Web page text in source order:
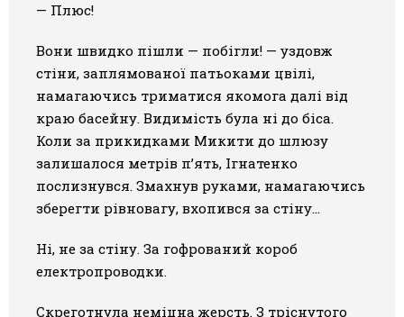
— Плюс!
Вони швидко пішли — побігли! — уздовж
стіни, заплямованої патьоками цвілі,
намагаючись триматися якомога далі від
краю басейну. Видимість була ні до біса.
Коли за прикидками Микити до шлюзу
залишалося метрів п’ять, Ігнатенко
послизнувся. Змахнув руками, намагаючись
зберегти рівновагу, вхопився за стіну…
Ні, не за стіну. За гофрований короб
електропроводки.
Скреготнула неміцна жерсть. З тріснутого